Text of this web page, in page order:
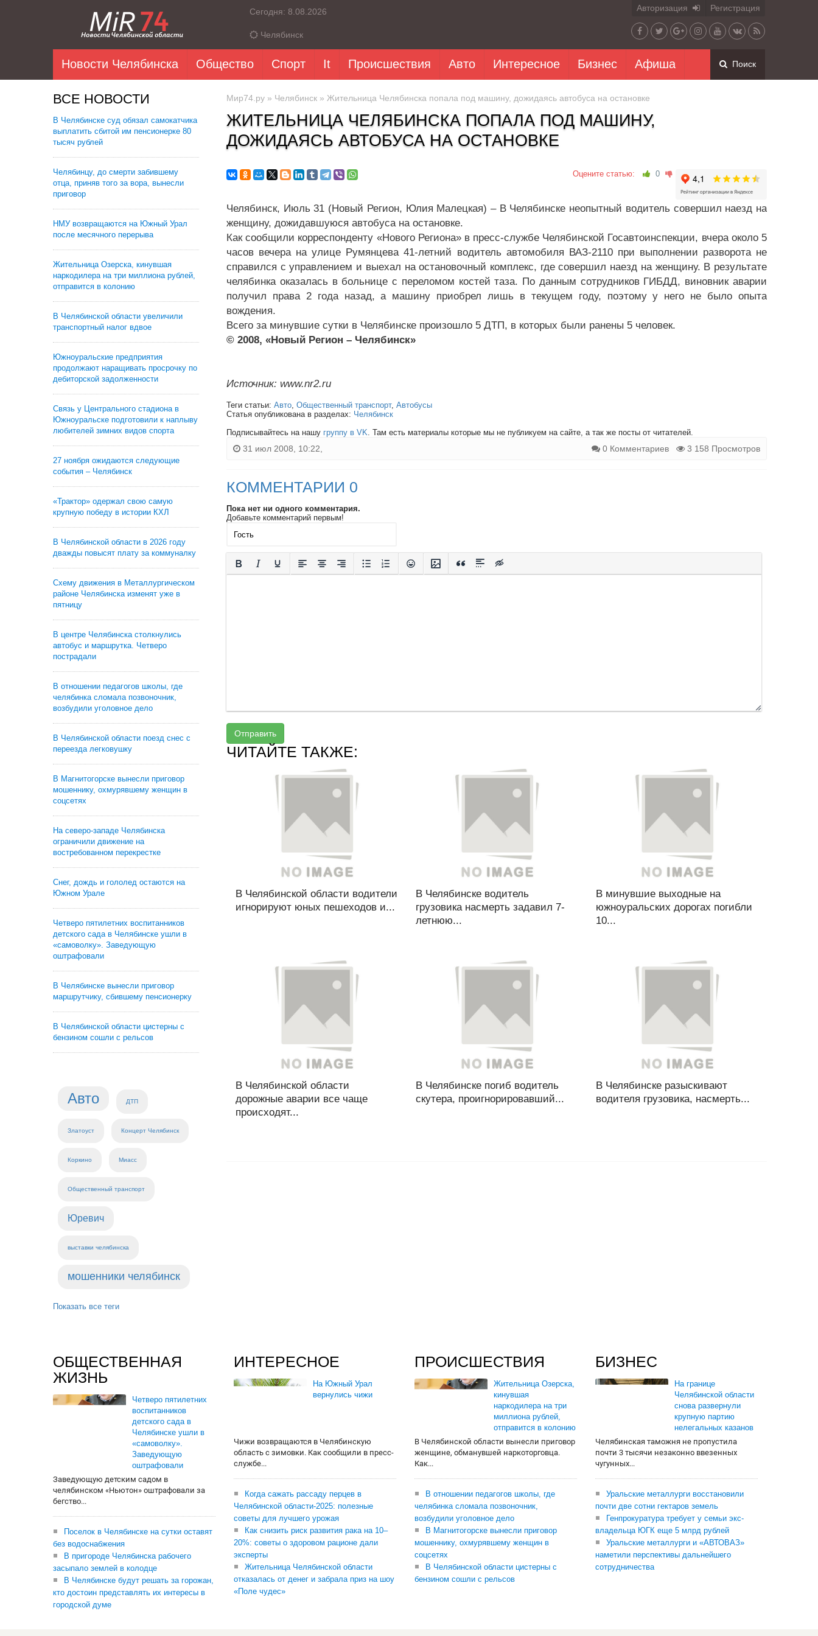
Сегодня: 8.08.2026
Челябинск
Авторизация Регистрация
Новости Челябинска Общество Спорт It Происшествия Авто Интересное Бизнес Афиша Поиск
ВСЕ НОВОСТИ
В Челябинске суд обязал самокатчика
выплатить сбитой им пенсионерке 80
тысяч рублей
Челябинцу, до смерти забившему
отца, приняв того за вора, вынесли
приговор
НМУ возвращаются на Южный Урал
после месячного перерыва
Жительница Озерска, кинувшая
наркодилера на три миллиона рублей,
отправится в колонию
В Челябинской области увеличили
транспортный налог вдвое
Южноуральские предприятия
продолжают наращивать просрочку по
дебиторской задолженности
Связь у Центрального стадиона в
Южноуральске подготовили к наплыву
любителей зимних видов спорта
27 ноября ожидаются следующие
события – Челябинск
«Трактор» одержал свою самую
крупную победу в истории КХЛ
В Челябинской области в 2026 году
дважды повысят плату за коммуналку
Схему движения в Металлургическом
районе Челябинска изменят уже в
пятницу
В центре Челябинска столкнулись
автобус и маршрутка. Четверо
пострадали
В отношении педагогов школы, где
челябинка сломала позвоночник,
возбудили уголовное дело
В Челябинской области поезд снес с
переезда легковушку
В Магнитогорске вынесли приговор
мошеннику, охмурявшему женщин в
соцсетях
На северо-западе Челябинска
ограничили движение на
востребованном перекрестке
Снег, дождь и гололед остаются на
Южном Урале
Четверо пятилетних воспитанников
детского сада в Челябинске ушли в
«самоволку». Заведующую
оштрафовали
В Челябинске вынесли приговор
маршрутчику, сбившему пенсионерку
В Челябинской области цистерны с
бензином сошли с рельсов
Авто ДТП
Златоуст Концерт Челябинск
Коркино Миасс
Общественный транспорт
Юревич
выставки челябинска
мошенники челябинск
Показать все теги
Мир74.ру » Челябинск » Жительница Челябинска попала под машину, дожидаясь автобуса на остановке
ЖИТЕЛЬНИЦА ЧЕЛЯБИНСКА ПОПАЛА ПОД МАШИНУ,
ДОЖИДАЯСЬ АВТОБУСА НА ОСТАНОВКЕ
Оцените статью: 0
Челябинск, Июль 31 (Новый Регион, Юлия Малецкая) – В Челябинске неопытный водитель совершил наезд на
женщину, дожидавшуюся автобуса на остановке.
Как сообщили корреспонденту «Нового Региона» в пресс-службе Челябинской Госавтоинспекции, вчера около 5
часов вечера на улице Румянцева 41-летний водитель автомобиля ВАЗ-2110 при выполнении разворота не
справился с управлением и выехал на остановочный комплекс, где совершил наезд на женщину. В результате
челябинка оказалась в больнице с переломом костей таза. По данным сотрудников ГИБДД, виновник аварии
получил права 2 года назад, а машину приобрел лишь в текущем году, поэтому у него не было опыта
вождения.
Всего за минувшие сутки в Челябинске произошло 5 ДТП, в которых были ранены 5 человек.
© 2008, «Новый Регион – Челябинск»
Источник: www.nr2.ru
Теги статьи: Авто, Общественный транспорт, Автобусы
Статья опубликована в разделах: Челябинск
Подписывайтесь на нашу группу в VK. Там есть материалы которые мы не публикуем на сайте, а так же посты от читателей.
31 июл 2008, 10:22, 0 Комментариев 3 158 Просмотров
КОММЕНТАРИИ 0
Пока нет ни одного комментария.
Добавьте комментарий первым!
Отправить
ЧИТАЙТЕ ТАКЖЕ:
В Челябинской области водители
игнорируют юных пешеходов и...
В Челябинске водитель
грузовика насмерть задавил 7-
летнюю...
В минувшие выходные на
южноуральских дорогах погибли
10...
В Челябинской области
дорожные аварии все чаще
происходят...
В Челябинске погиб водитель
скутера, проигнорировавший...
В Челябинске разыскивают
водителя грузовика, насмерть...
ОБЩЕСТВЕННАЯ
ЖИЗНЬ
Четверо пятилетних
воспитанников
детского сада в
Челябинске ушли в
«самоволку».
Заведующую
оштрафовали
Заведующую детским садом в
челябинском «Ньютон» оштрафовали за
бегство...
Поселок в Челябинске на сутки оставят
без водоснабжения
В пригороде Челябинска рабочего
засыпало землей в колодце
В Челябинске будут решать за горожан,
кто достоин представлять их интересы в
городской думе
ИНТЕРЕСНОЕ
На Южный Урал
вернулись чижи
Чижи возвращаются в Челябинскую
область с зимовки. Как сообщили в пресс-
службе...
Когда сажать рассаду перцев в
Челябинской области-2025: полезные
советы для лучшего урожая
Как снизить риск развития рака на 10–
20%: советы о здоровом рационе дали
эксперты
Жительница Челябинской области
отказалась от денег и забрала приз на шоу
«Поле чудес»
ПРОИСШЕСТВИЯ
Жительница Озерска,
кинувшая
наркодилера на три
миллиона рублей,
отправится в колонию
В Челябинской области вынесли приговор
женщине, обманувшей наркоторговца.
Как...
В отношении педагогов школы, где
челябинка сломала позвоночник,
возбудили уголовное дело
В Магнитогорске вынесли приговор
мошеннику, охмурявшему женщин в
соцсетях
В Челябинской области цистерны с
бензином сошли с рельсов
БИЗНЕС
На границе
Челябинской области
снова развернули
крупную партию
нелегальных казанов
Челябинская таможня не пропустила
почти 3 тысячи незаконно ввезенных
чугунных...
Уральские металлурги восстановили
почти две сотни гектаров земель
Генпрокуратура требует у семьи экс-
владельца ЮГК еще 5 млрд рублей
Уральские металлурги и «АВТОВАЗ»
наметили перспективы дальнейшего
сотрудничества